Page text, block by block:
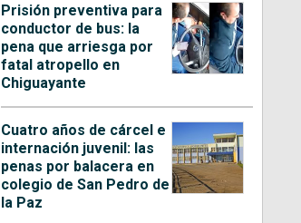
Prisión preventiva para
conductor de bus: la
pena que arriesga por
fatal atropello en
Chiguayante
Cuatro años de cárcel e
internación juvenil: las
penas por balacera en
colegio de San Pedro de
la Paz